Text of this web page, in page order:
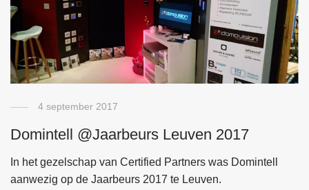
4 september 2017
Domintell @Jaarbeurs Leuven 2017
In het gezelschap van Certified Partners was Domintell
aanwezig op de Jaarbeurs 2017 te Leuven.